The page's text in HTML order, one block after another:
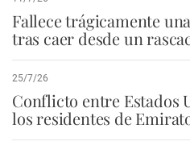
Fallece trágicamente
tras caer desde un
25/7/26
Conflicto entre Estados
los residentes de